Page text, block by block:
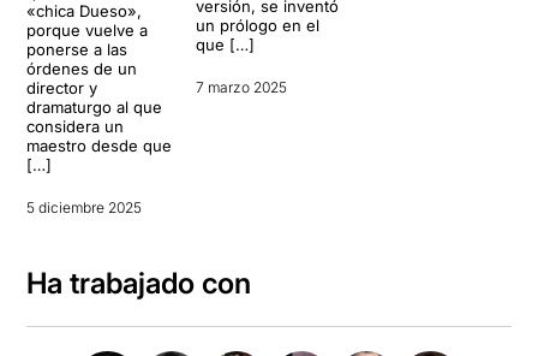
«chica Dueso»,
porque vuelve a
ponerse a las
órdenes de un
director y
dramaturgo al que
considera un
maestro desde que
[…]
5 diciembre 2025
versión, se inventó
un prólogo en el
que […]
7 marzo 2025
Ha trabajado con